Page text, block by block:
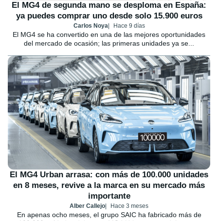
El MG4 de segunda mano se desploma en España:
ya puedes comprar uno desde solo 15.900 euros
Carlos Noya Hace 9 días
El MG4 se ha convertido en una de las mejores oportunidades
del mercado de ocasión; las primeras unidades ya se...
El MG4 Urban arrasa: con más de 100.000 unidades
en 8 meses, revive a la marca en su mercado más
importante
Alber Callejo Hace 3 meses
En apenas ocho meses, el grupo SAIC ha fabricado más de